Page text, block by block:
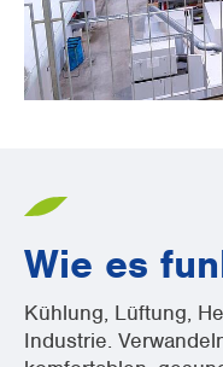
Wie es
Kühlung, Lüftung,
Industrie.